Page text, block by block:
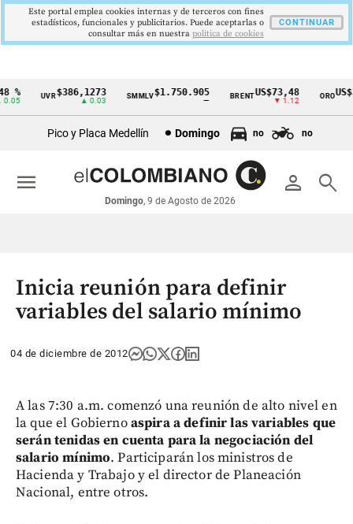
Cintillo
económicos
Colombia
UVR$386,1273
▲ 0.03
SMMLV$1.750.905 BRENTUS$73,48
▼ 1.12
ORO
Pico y Placa Medellín Domingo no no
person search
Domingo, 9 de Agosto de 2026
menu
Inicia reunión para definir
variables del salario mínimo
04 de diciembre de 2012
A las 7:30 a.m. comenzó una reunión de alto nivel en
la que el Gobiernoaspira a definir las variables que
serán tenidas en cuenta para la negociación del
salario mínimo. Participarán los ministros de
Hacienda y Trabajo y el director de Planeación
Nacional, entre otros.
Este portal emplea cookies internas y de terceros con fines
estadísticos, funcionales y publicitarios. Puede aceptarlas o
consultar más en nuestra politica de cookies
CONTINUAR